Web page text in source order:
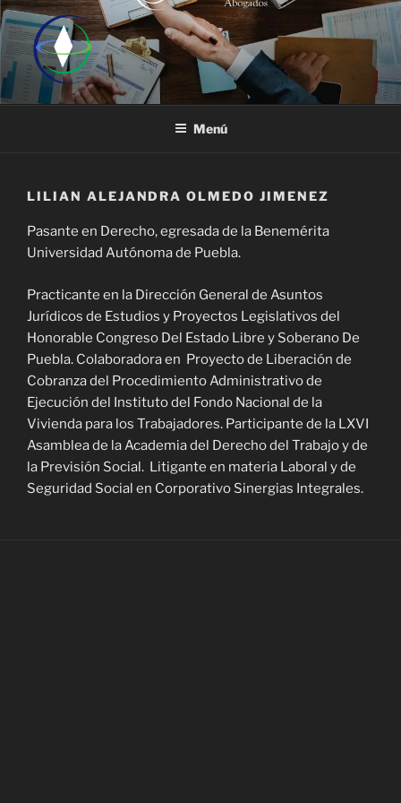
Saltar
al
contenido
Menú
LILIAN ALEJANDRA OLMEDO JIMENEZ
Pasante en Derecho, egresada de la Benemérita
Universidad Autónoma de Puebla.
Practicante en la Dirección General de Asuntos
Jurídicos de Estudios y Proyectos Legislativos del
Honorable Congreso Del Estado Libre y Soberano De
Puebla. Colaboradora en Proyecto de Liberación de
Cobranza del Procedimiento Administrativo de
Ejecución del Instituto del Fondo Nacional de la
Vivienda para los Trabajadores. Participante de la LXVI
Asamblea de la Academia del Derecho del Trabajo y de
la Previsión Social. Litigante en materia Laboral y de
Seguridad Social en Corporativo Sinergias Integrales.